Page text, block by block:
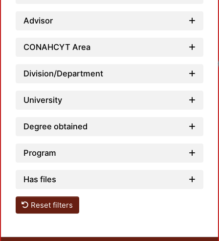
Advisor
CONAHCYT Area
Division/Department
University
Degree obtained
Program
Has files
Reset filters